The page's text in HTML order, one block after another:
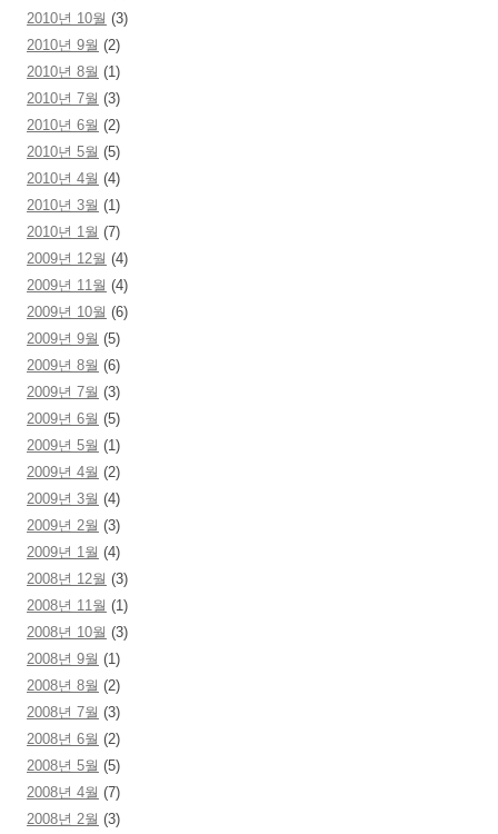
2010년 10월 (3)
2010년 9월 (2)
2010년 8월 (1)
2010년 7월 (3)
2010년 6월 (2)
2010년 5월 (5)
2010년 4월 (4)
2010년 3월 (1)
2010년 1월 (7)
2009년 12월 (4)
2009년 11월 (4)
2009년 10월 (6)
2009년 9월 (5)
2009년 8월 (6)
2009년 7월 (3)
2009년 6월 (5)
2009년 5월 (1)
2009년 4월 (2)
2009년 3월 (4)
2009년 2월 (3)
2009년 1월 (4)
2008년 12월 (3)
2008년 11월 (1)
2008년 10월 (3)
2008년 9월 (1)
2008년 8월 (2)
2008년 7월 (3)
2008년 6월 (2)
2008년 5월 (5)
2008년 4월 (7)
2008년 2월 (3)